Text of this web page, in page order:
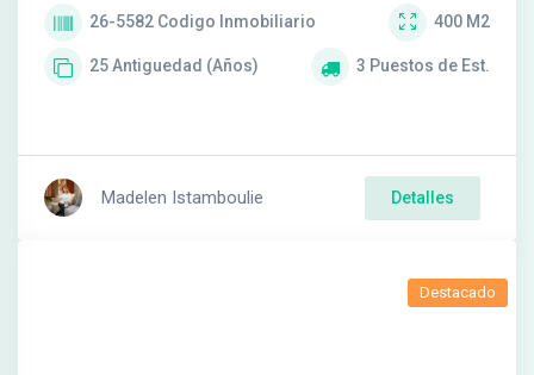
26-5582 Codigo Inmobiliario 400 M2
25Antiguedad (Años) 3 Puestos de Est.
Madelen Istamboulie Detalles
Destacado